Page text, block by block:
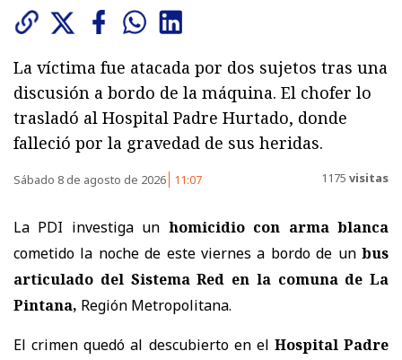
La víctima fue atacada por dos sujetos tras una
discusión a bordo de la máquina. El chofer lo
trasladó al Hospital Padre Hurtado, donde
falleció por la gravedad de sus heridas.
Sábado 8 de agosto de 2026 11:07 1175 visitas
La PDI investiga un homicidio con arma blanca
cometido la noche de este viernes a bordo de un bus
articulado del Sistema Red en la comuna de La
Pintana, Región Metropolitana.
El crimen quedó al descubierto en el Hospital Padre